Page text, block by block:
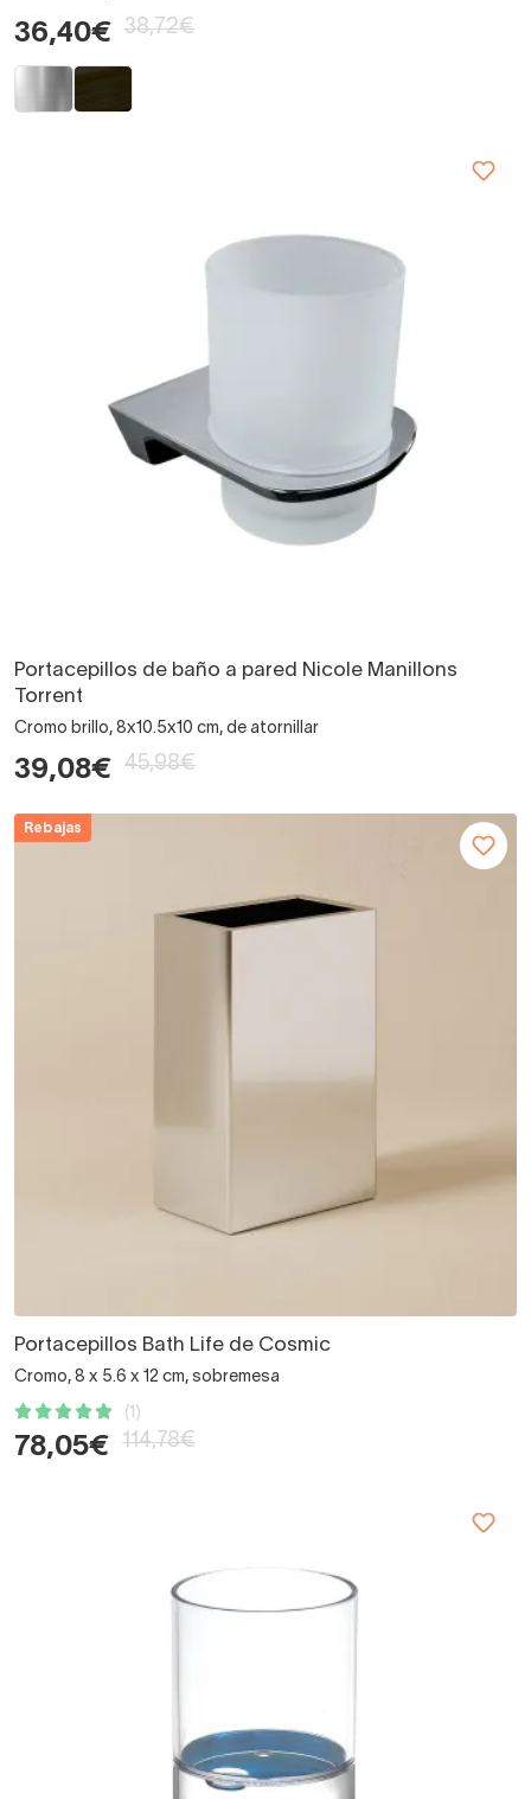
36,40€ 38,72€
Portacepillos de baño a pared Nicole Manillons
Torrent
Cromo brillo, 8x10.5x10 cm, de atornillar
39,08€ 45,98€
Rebajas
Portacepillos Bath Life de Cosmic
Cromo, 8 x 5.6 x 12 cm, sobremesa
(1)
78,05€ 114,78€